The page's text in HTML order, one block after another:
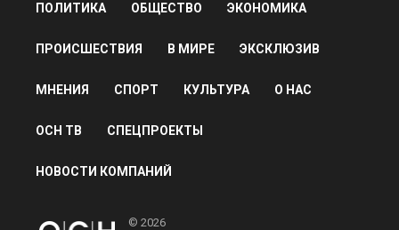
ПОЛИТИКА ОБЩЕСТВО ЭКОНОМИКА
ПРОИСШЕСТВИЯ В МИРЕ ЭКСКЛЮЗИВ
МНЕНИЯ СПОРТ КУЛЬТУРА О НАС
ОСН ТВ СПЕЦПРОЕКТЫ
НОВОСТИ КОМПАНИЙ
© 2026